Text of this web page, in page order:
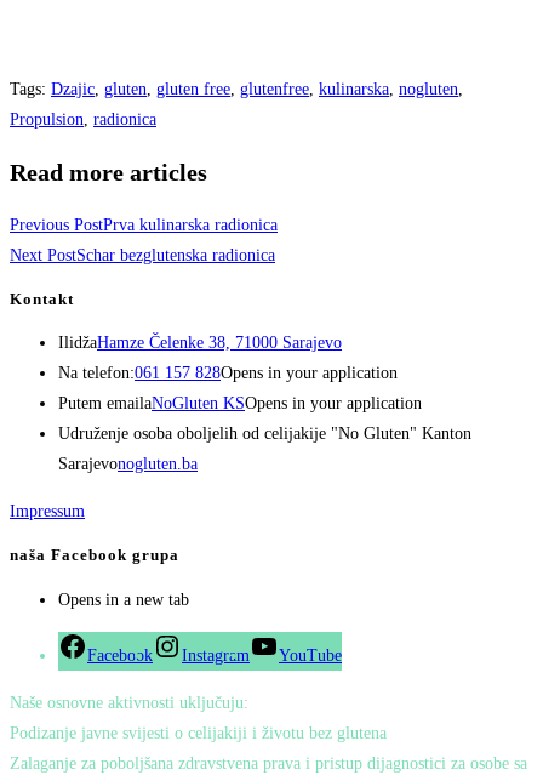
Tags: Dzajic, gluten, gluten free, glutenfree, kulinarska, nogluten,
Propulsion, radionica
Read more articles
Previous PostPrva kulinarska radionica
Next PostSchar bezglutenska radionica
Kontakt
IlidžaHamze Čelenke 38, 71000 Sarajevo
Na telefon:061 157 828Opens in your application
Putem emailaNoGluten KSOpens in your application
Udruženje osoba oboljelih od celijakije "No Gluten" Kanton
Sarajevonogluten.ba
Impressum
naša Facebook grupa
Opens in a new tab
Facebook Instagram YouTube
Naše osnovne aktivnosti uključuju:
Podizanje javne svijesti o celijakiji i životu bez glutena
Zalaganje za poboljšana zdravstvena prava i pristup dijagnostici za osobe sa